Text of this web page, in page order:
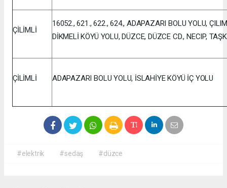
ÇİLİMLİ
16052., 621., 622., 624., ADAPAZARI BOLU YOLU,
DİKMELİ KÖYÜ YOLU, DÜZCE, DÜZCE CD., NECIP,
ÇİLİMLİ ADAPAZARI BOLU YOLU, İSLAHİYE KÖYÜ İÇ YOLU
#elektrik #sedaş #düzce